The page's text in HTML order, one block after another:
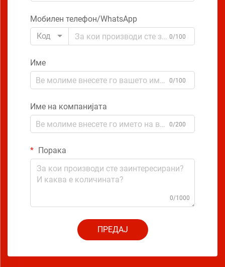
Мобилен телефон/WhatsApp
Код
0/100
Име
0/100
Име на компанијата
0/200
Порака
0/1000
ПРЕДАЈ